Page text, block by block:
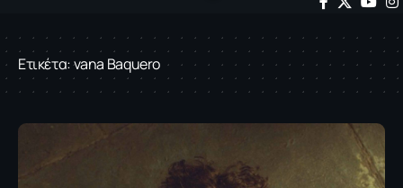
Ετικέτα:vana Baquero